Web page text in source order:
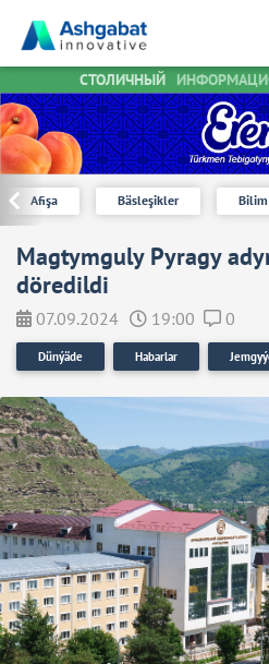
СТОЛИЧНЫЙ
Afişa Bäsleşikler Bilim
Magtymguly Pyragy
döredildi
07.09.2024 19:00 0
Dünýäde Habarlar